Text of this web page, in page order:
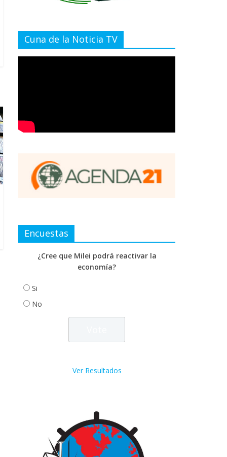
Cuna de la Noticia TV
Encuestas
¿Cree que Milei podrá reactivar la
economía?
Si
No
Ver Resultados